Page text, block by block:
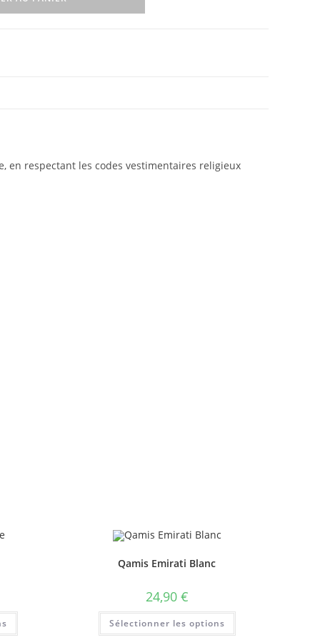
en respectant les codes vestimentaires religieux
Qamis Emirati Blanc
24,90 €
Sélectionner les options